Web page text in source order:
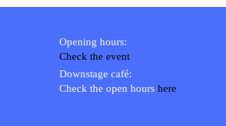
Opening hours:
Check the event
Downstage café:
Check the open hours here